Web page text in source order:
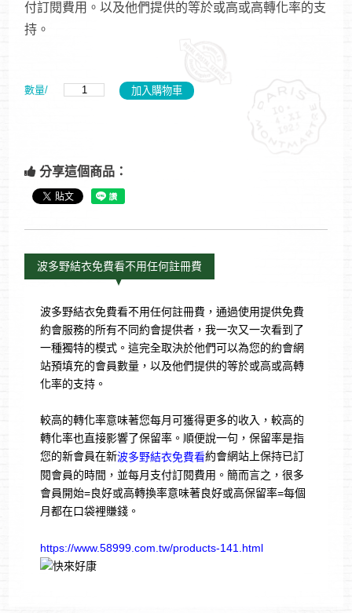
付訂閱費用。以及他們提供的等於或高或高轉化率的支
持。
數量/
分享這個商品：
波多野結衣免費看不用任何註冊費
波多野結衣免費看不用任何註冊費，通過使用提供免費
約會服務的所有不同約會提供者，我一次又一次看到了
一種獨特的模式。這完全取決於他們可以為您的約會網
站預填充的會員數量，以及他們提供的等於或高或高轉
化率的支持。
較高的轉化率意味著您每月可獲得更多的收入，較高的
轉化率也直接影響了保留率。順便說一句，保留率是指
您的新會員在新波多野結衣免費看約會網站上保持已訂
閱會員的時間，並每月支付訂閱費用。簡而言之，很多
會員​​開始=良好或高轉換率意味著良好或高保留率=每個
月都在口袋裡賺錢。
https://www.58999.com.tw/products-141.html